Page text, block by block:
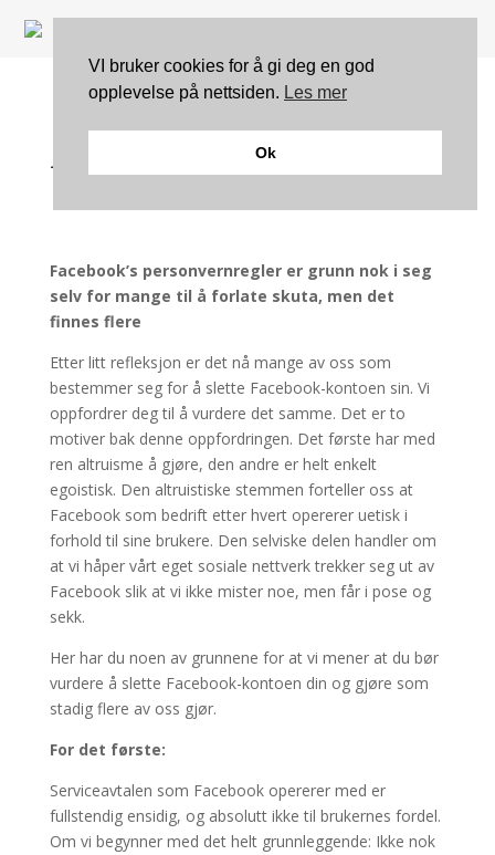
Fem gode grunner til å
forlate Facebook
Facebook’s personvernregler er grunn nok i seg
selv for mange til å forlate skuta, men det
finnes flere
Etter litt refleksjon er det nå mange av oss som
bestemmer seg for å slette Facebook-kontoen sin. Vi
oppfordrer deg til å vurdere det samme. Det er to
motiver bak denne oppfordringen. Det første har med
ren altruisme å gjøre, den andre er helt enkelt
egoistisk. Den altruistiske stemmen forteller oss at
Facebook som bedrift etter hvert opererer uetisk i
forhold til sine brukere. Den selviske delen handler om
at vi håper vårt eget sosiale nettverk trekker seg ut av
Facebook slik at vi ikke mister noe, men får i pose og
sekk.
Her har du noen av grunnene for at vi mener at du bør
vurdere å slette Facebook-kontoen din og gjøre som
stadig flere av oss gjør.
For det første:
Serviceavtalen som Facebook opererer med er
fullstendig ensidig, og absolutt ikke til brukernes fordel.
Om vi begynner med det helt grunnleggende: Ikke nok
VI bruker cookies for å gi deg en god
opplevelse på nettsiden. Les mer
Ok